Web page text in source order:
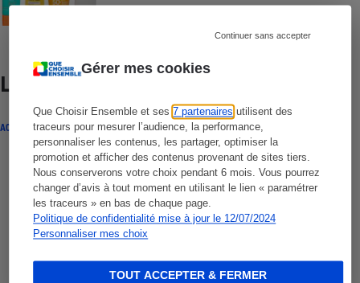
Gérer mes cookies
Que Choisir Ensemble et ses7 partenaires utilisent des
traceurs pour mesurer l’audience, la performance,
personnaliser les contenus, les partager, optimiser la
promotion et afficher des contenus provenant de sites tiers.
Nous conserverons votre choix pendant 6 mois. Vous pourrez
changer d’avis à tout moment en utilisant le lien « paramétrer
les traceurs » en bas de chaque page.
Politique de confidentialité mise à jour le 12/07/2024
Personnaliser mes choix
Continuer sans accepter
TOUT ACCEPTER & FERMER
Lire aussi
ACTUALITÉ